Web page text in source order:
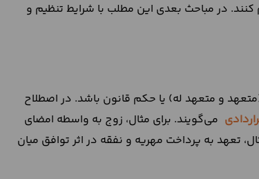
در مباحث بعدی این مطلب با شرایط تنظیم و
و متعهد له) یا حکم قانون باشد. در اصطلاح
می‌گویند. برای مثال، زوج به واسطه امضای
تعهد به پرداخت مهریه و نفقه در اثر توافق میان